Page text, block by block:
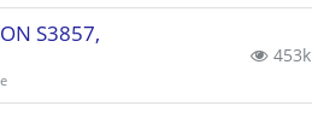
S3857,
453k